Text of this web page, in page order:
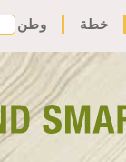
وطن خطة